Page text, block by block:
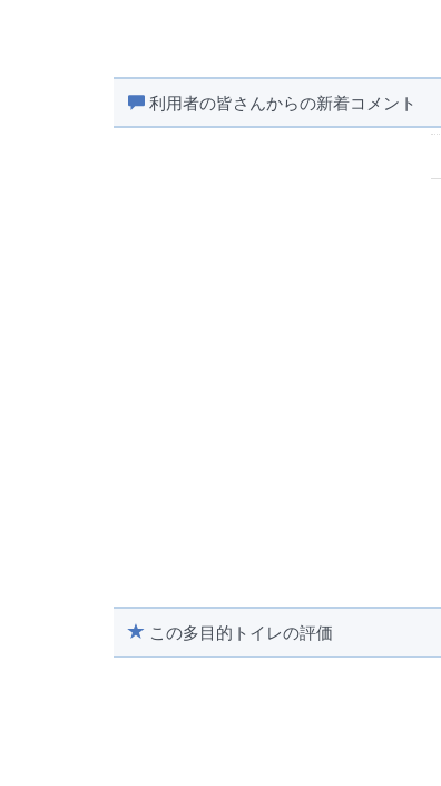
利用者の皆さんからの新着コメント
この多目的トイレの評価